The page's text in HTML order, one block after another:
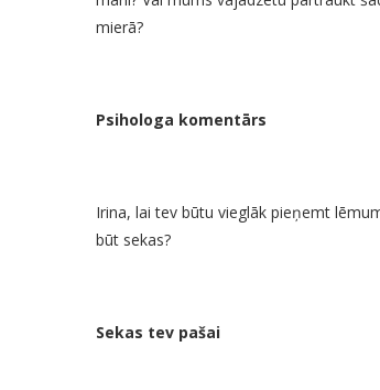
mierā?
Psihologa komentārs
Irina, lai tev būtu vieglāk pieņemt
būt sekas?
Sekas tev pašai